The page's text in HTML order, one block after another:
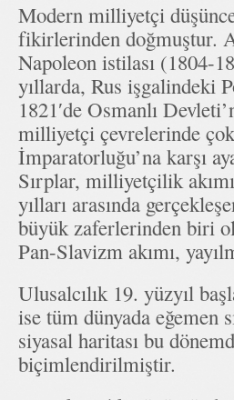
Modern milliyetçi
fikirlerinden doğmuştur.
Napoleon istilası (1804-
yıllarda, Rus işgalindeki
1821′de Osmanlı
milliyetçi çevrelerinde
İmparatorluğu’na karşı
Sırplar, milliyetçilik
yılları arasında
büyük zaferlerinden biri
Pan-Slavizm akımı,
Ulusalcılık 19. yüzyıl
ise tüm dünyada eğemen
siyasal haritası bu
biçimlendirilmiştir.